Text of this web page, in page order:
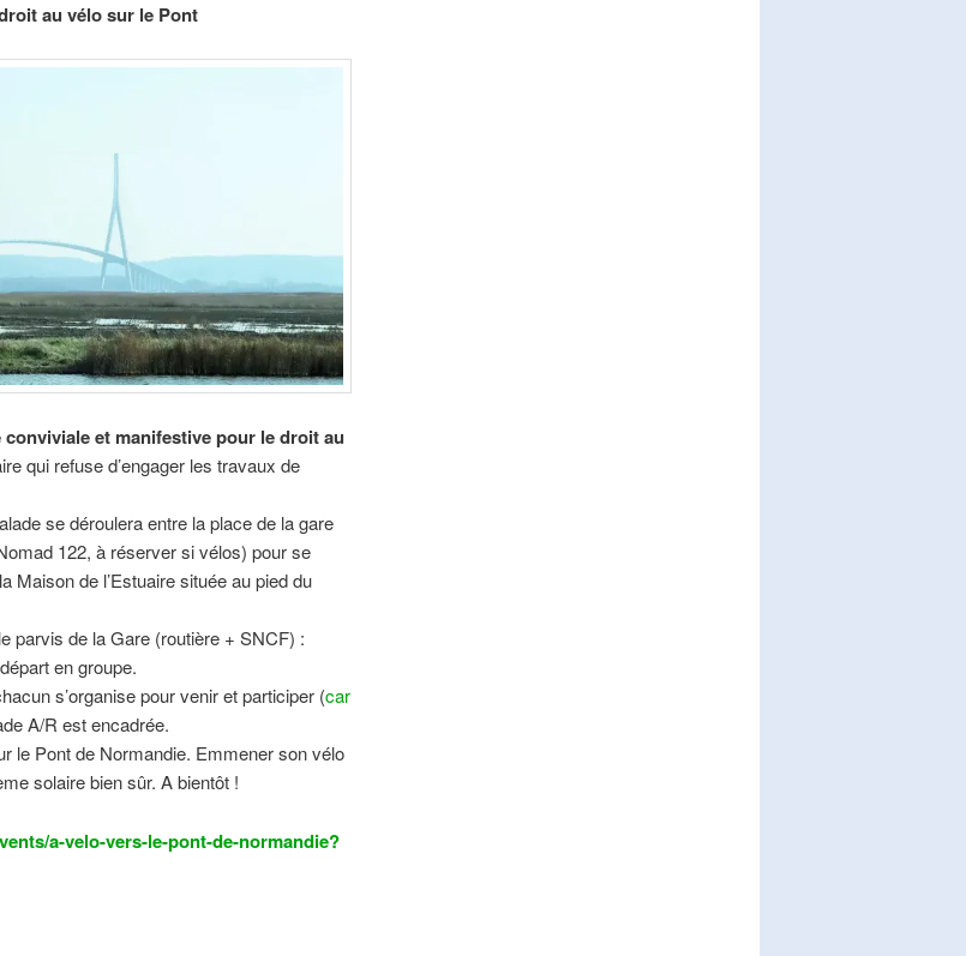
au vélo sur le Pont
et manifestivepour le droit au
qui refuse d’engager les travaux de
se déroulera entre la place de la gare
122, à réserver si vélos) pour se
Maison de l’Estuaire située au pied du
parvis de la Gare (routière + SNCF) :
en groupe.
s’organise pour venir et participer (car
A/R est encadrée.
le Pont de Normandie. Emmener son vélo
solaire bien sûr. A bientôt !
a-velo-vers-le-pont-de-normandie?